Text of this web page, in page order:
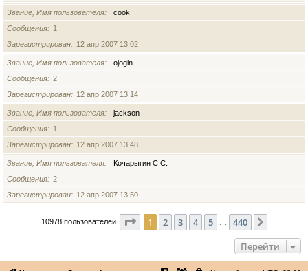
Звание, Имя пользователя
cook
Сообщения
1
Зарегистрирован
12 апр 2007 13:02
Звание, Имя пользователя
ojogin
Сообщения
2
Зарегистрирован
12 апр 2007 13:14
Звание, Имя пользователя
jackson
Сообщения
1
Зарегистрирован
12 апр 2007 13:48
Звание, Имя пользователя
Кочарыгин С.С.
Сообщения
2
Зарегистрирован
12 апр 2007 13:50
10978 пользователей Страница из 440
1 2 3 4 5 440
Перейти